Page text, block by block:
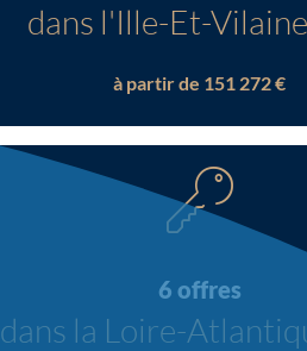
dans l'Ille-Et-
à partir de 151 272 €
6 offres
dans la Loire-